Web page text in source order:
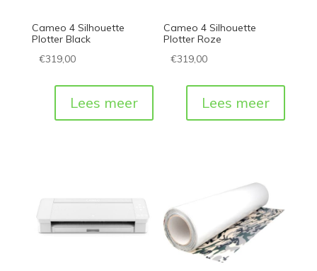
Cameo 4 Silhouette
Plotter Black
€319,00
Lees meer
Cameo 4 Silhouette
Plotter Roze
€319,00
Lees meer